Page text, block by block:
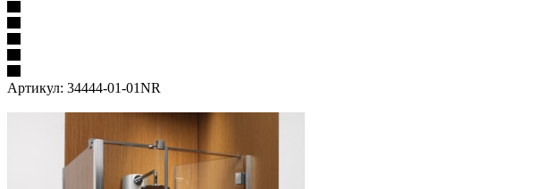
Артикул: 34444-01-01NR